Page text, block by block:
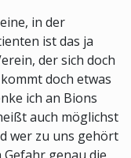
in der
ist das ja
der sich doch
doch etwas
ich an Bions
auch möglichst
wer zu uns gehört